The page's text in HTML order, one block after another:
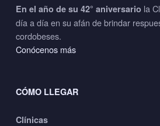
En el año de su 42° aniversario la
día a día en su afán de brindar
cordobeses.
Conócenos más
CÓMO LLEGAR
Clínicas